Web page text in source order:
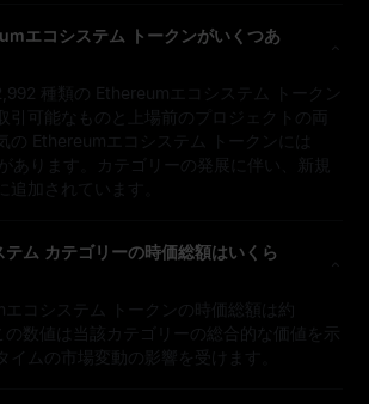
エコシステム トークンがいくつあ
種類の Ethereumエコシステム トークン
引可能なものと上場前のプロジェクトの両
の Ethereumエコシステム トークンには
あります。カテゴリーの発展に伴い、新規
追加されています。
ム カテゴリーの時価総額はいくら
コシステム トークンの時価総額は約
数値は当該カテゴリーの総合的な価値を示
イムの市場変動の影響を受けます。